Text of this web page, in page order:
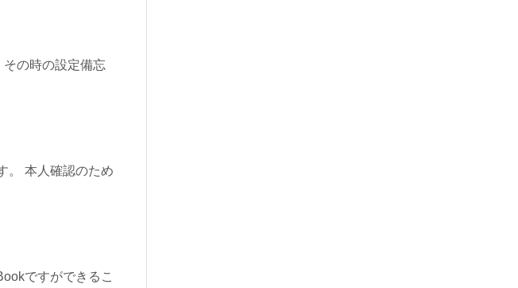
の時の設定備忘
。 本人確認のため
ですができるこ